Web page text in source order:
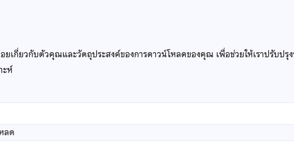
ยเกี่ยวกับตัวคุณและวัตถุประสงค์ของการดาวน์โหลดของคุณ เพื่อช่วยให้เราปรับปรุ
ะห์
ลด